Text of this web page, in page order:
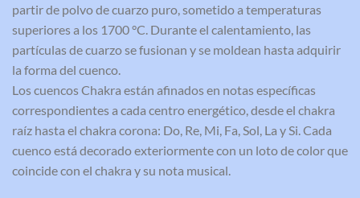
partir de polvo de cuarzo puro, sometido a temperaturas
superiores a los 1700 °C. Durante el calentamiento, las
partículas de cuarzo se fusionan y se moldean hasta adquirir
la forma del cuenco.
Los cuencos Chakra están afinados en notas específicas
correspondientes a cada centro energético, desde el chakra
raíz hasta el chakra corona: Do, Re, Mi, Fa, Sol, La y Si. Cada
cuenco está decorado exteriormente con un loto de color que
coincide con el chakra y su nota musical.